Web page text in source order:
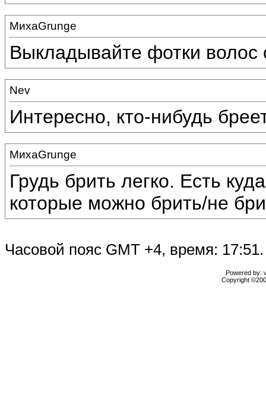
МихаGrunge
Выкладывайте фотки волос
Nev
Интересно, кто-нибудь
МихаGrunge
Грудь брить легко. Есть
которые можно брить/не
Часовой пояс GMT +4, время: 17:51.
Powered by:
Copyright